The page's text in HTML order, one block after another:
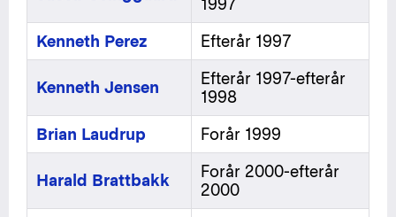
1997
Kenneth Perez
Efterår 1997
Kenneth Jensen
Efterår 1997-efterår
1998
Brian Laudrup
Forår 1999
Harald Brattbakk
Forår 2000-efterår
2000